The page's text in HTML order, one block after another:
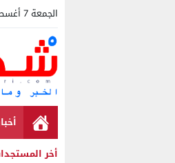
الجمعة 7 أغسطس 2026 - 13:43 مساءً
أخر